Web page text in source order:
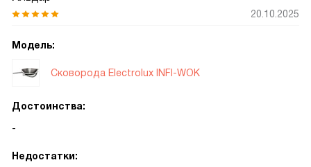
20.10.2025
Модель:
Сковорода Electrolux INFI-WOK
Достоинства:
-
Недостатки: